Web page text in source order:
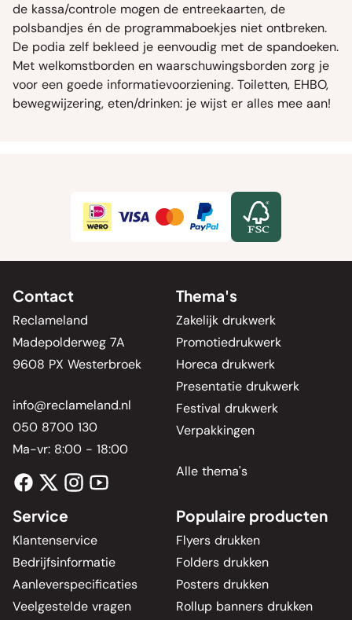
de kassa/controle mogen de entreekaarten, de
polsbandjes én de programmaboekjes niet ontbreken.
De podia zelf bekleed je eenvoudig met de spandoeken.
Met welkomstborden en waarschuwingsborden zorg je
voor een goede informatievoorziening. Toiletten, EHBO,
bewegwijzering, eten/drinken: je wijst er alles mee aan!
Contact
Reclameland
Madepolderweg 7A
9608 PX Westerbroek
info@reclameland.nl
050 8700 130
Ma-vr: 8:00 - 18:00
Thema's
Zakelijk drukwerk
Promotiedrukwerk
Horeca drukwerk
Presentatie drukwerk
Festival drukwerk
Verpakkingen
Alle thema's
Service
Klantenservice
Bedrijfsinformatie
Aanleverspecificaties
Veelgestelde vragen
Populaire producten
Flyers drukken
Folders drukken
Posters drukken
Rollup banners drukken